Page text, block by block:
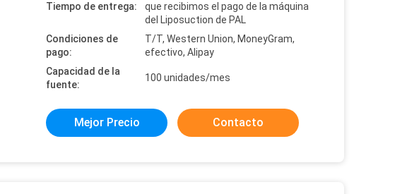
Tiempo de entrega:
que recibimos el pago de la máquina
del Liposuction de PAL
Condiciones de
pago:
T/T, Western Union, MoneyGram,
efectivo, Alipay
Capacidad de la
fuente:
100 unidades/mes
Mejor Precio Contacto